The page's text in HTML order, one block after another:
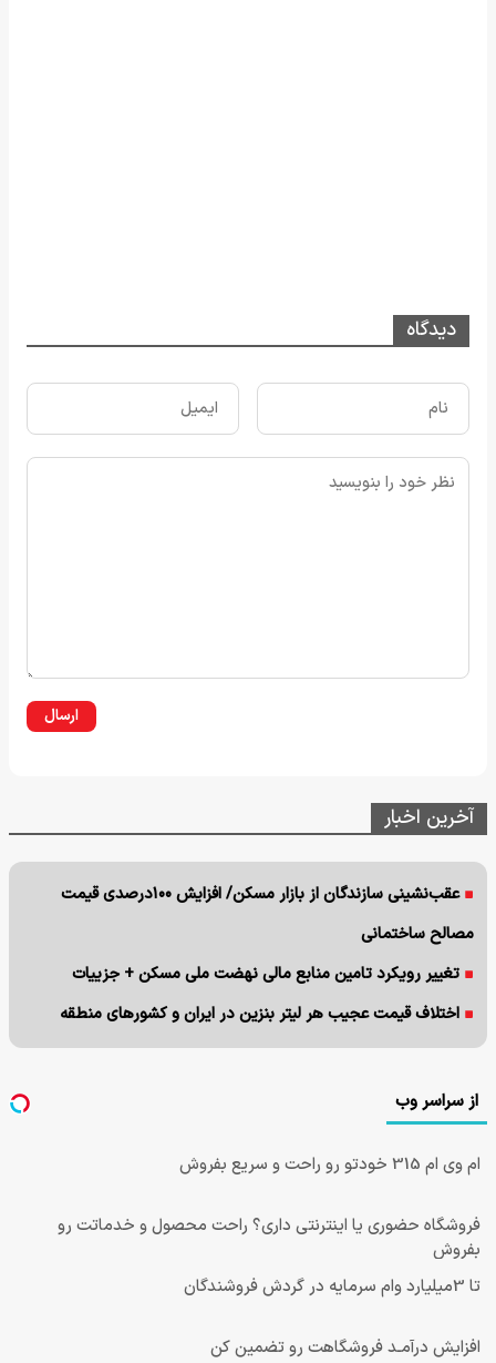
دیدگاه
ارسال
آخرین اخبار
عقب‌نشینی سازندگان از بازار مسکن/ افزایش ۱۰۰درصدی قیمت
مصالح ساختمانی
تغییر رویکرد تامین منابع مالی نهضت ملی مسکن + جزییات
اختلاف قیمت عجیب هر لیتر بنزین در ایران و کشورهای منطقه
از سراسر وب
ام وی ام 315 خودتو رو راحت و سریع بفروش
فروشگاه حضوری یا اینترنتی داری؟ راحت محصول و خدماتت رو
بفروش
تا 3میلیارد وام سرمایه در گردش فروشندگان
افزایش درآمـد فروشگاهت رو تضمین کن